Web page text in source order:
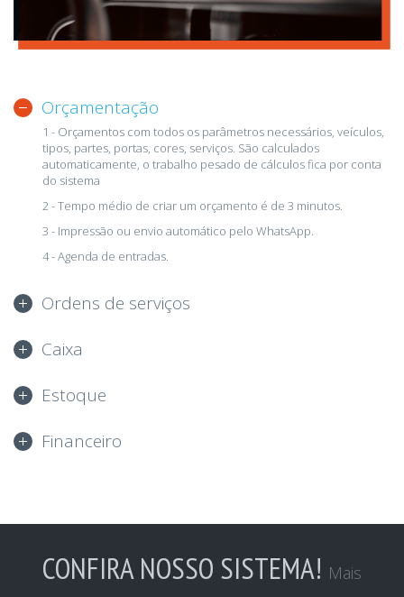
Orçamentação
1 - Orçamentos com todos os parâmetros necessários, veículos,
tipos, partes, portas, cores, serviços. São calculados
automaticamente, o trabalho pesado de cálculos fica por conta
do sistema
2 - Tempo médio de criar um orçamento é de 3 minutos.
3 - Impressão ou envio automático pelo WhatsApp.
4 - Agenda de entradas.
Ordens de serviços
Caixa
Estoque
Financeiro
CONFIRA NOSSO SISTEMA! Mais